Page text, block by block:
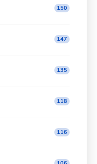
150
147
135
118
116